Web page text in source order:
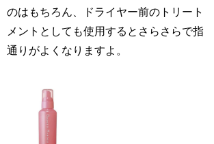
のはもちろん、ドライヤー前のトリート
メントとしても使用すると さらさらで指
通りがよくなりますよ。